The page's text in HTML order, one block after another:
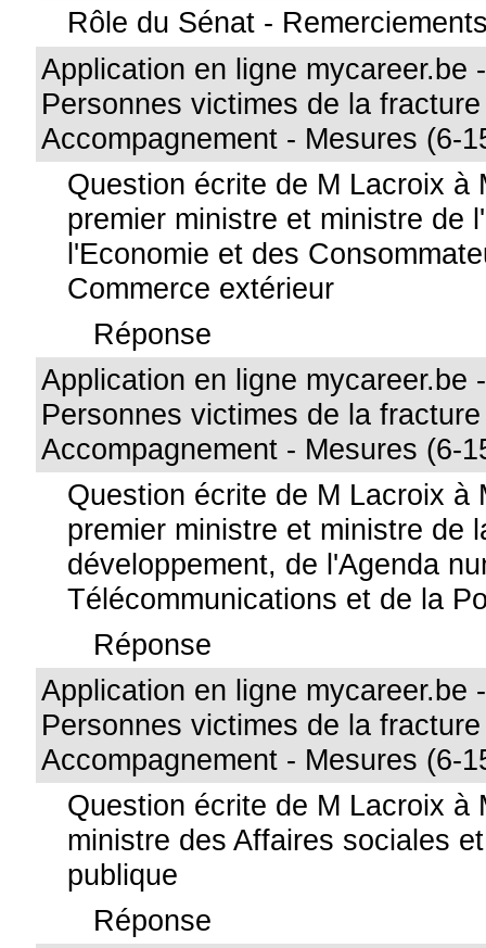
Rôle du Sénat -
Application en ligne mycareer.be
Personnes victimes de la
Accompagnement - Mesures (6-
Question écrite de M Lacroix à
premier ministre et ministre de
l'Economie et des
Commerce extérieur
Réponse
Application en ligne mycareer.be
Personnes victimes de la
Accompagnement - Mesures (6-
Question écrite de M Lacroix à
premier ministre et ministre de
développement, de l'Agenda
Télécommunications et de la
Réponse
Application en ligne mycareer.be
Personnes victimes de la
Accompagnement - Mesures (6-
Question écrite de M Lacroix à
ministre des Affaires sociales
publique
Réponse